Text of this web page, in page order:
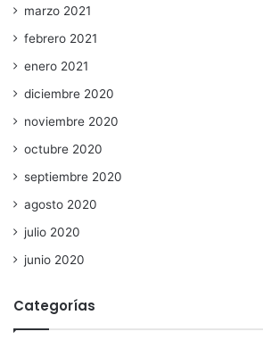
marzo 2021
febrero 2021
enero 2021
diciembre 2020
noviembre 2020
octubre 2020
septiembre 2020
agosto 2020
julio 2020
junio 2020
Categorías